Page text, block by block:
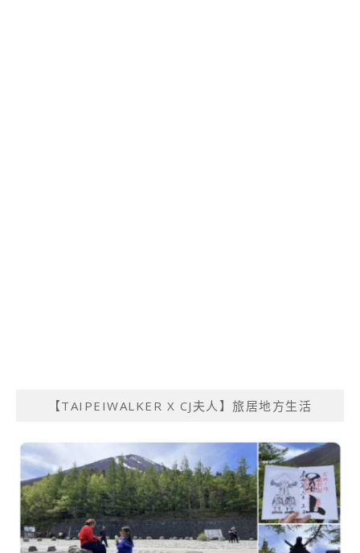
【TAIPEIWALKER X CJ夫人】旅居地方生活